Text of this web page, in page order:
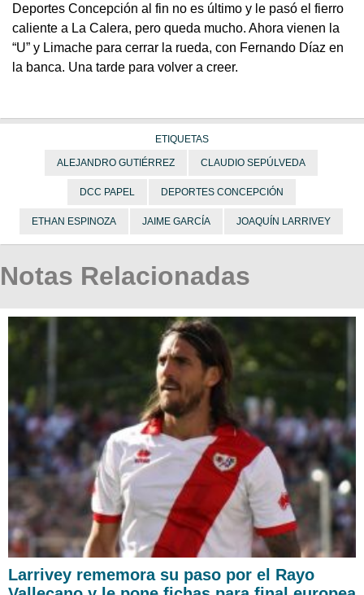
Deportes Concepción al fin no es último y le pasó el fierro
caliente a La Calera, pero queda mucho. Ahora vienen la
“U” y Limache para cerrar la rueda, con Fernando Díaz en
la banca. Una tarde para volver a creer.
ETIQUETAS
ALEJANDRO GUTIÉRREZ CLAUDIO SEPÚLVEDA
DCC PAPEL DEPORTES CONCEPCIÓN
ETHAN ESPINOZA JAIME GARCÍA JOAQUÍN LARRIVEY
Notas Relacionadas
Larrivey rememora su paso por el Rayo